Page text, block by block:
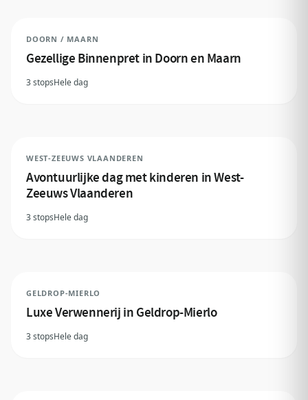
DOORN / MAARN
Gezellige Binnenpret in Doorn en Maarn
3 stopsHele dag
WEST-ZEEUWS VLAANDEREN
Avontuurlijke dag met kinderen in West-
Zeeuws Vlaanderen
3 stopsHele dag
GELDROP-MIERLO
Luxe Verwennerij in Geldrop-Mierlo
3 stopsHele dag